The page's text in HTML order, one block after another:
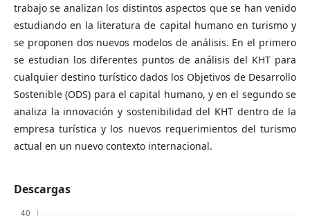
trabajo se analizan los distintos aspectos que se han venido
estudiando en la literatura de capital humano en turismo y
se proponen dos nuevos modelos de análisis. En el primero
se estudian los diferentes puntos de análisis del KHT para
cualquier destino turístico dados los Objetivos de Desarrollo
Sostenible (ODS) para el capital humano, y en el segundo se
analiza la innovación y sostenibilidad del KHT dentro de la
empresa turística y los nuevos requerimientos del turismo
actual en un nuevo contexto internacional.
Descargas